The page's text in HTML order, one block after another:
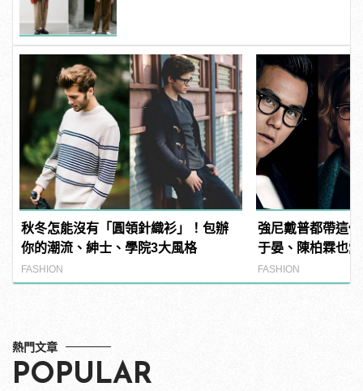
秋冬怎能沒有「圓領針織衫」！包辦
你的潮流、紳士、學院3大風格
FASHION
強尼戴普都帶這
于晏、陳柏霖也
TVR！
FASHION
熱門文章
POPULAR